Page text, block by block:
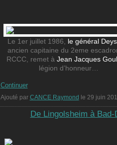
Le 1er juillet 1986, le général
ancien capitaine du 2eme
RCCC, remet à Jean Jacques
légion d’honneur…
Continuer
Ajouté par CANCE Raymond le 29 juin
De Lingolsheim à Bad-